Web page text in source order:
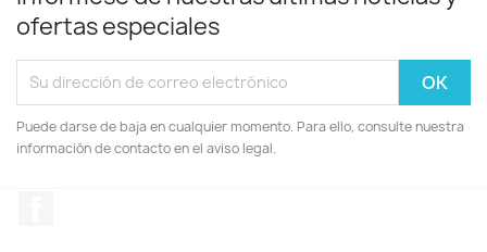
ofertas especiales
Puede darse de baja en cualquier momento. Para ello, consulte nuestra
información de contacto en el aviso legal.